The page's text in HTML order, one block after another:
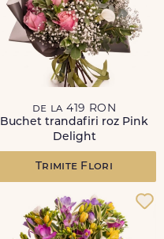
de la 419 RON
Buchet trandafiri roz Pink
Delight
Trimite Flori